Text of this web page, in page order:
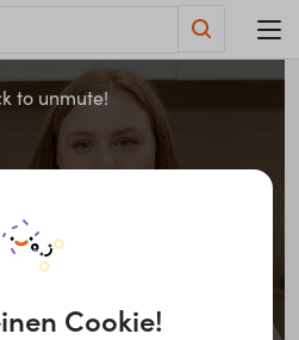
to unmute!
Cookie!